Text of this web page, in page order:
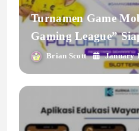
Turnamen Game
Gaming League”
BulanBrian Scott January